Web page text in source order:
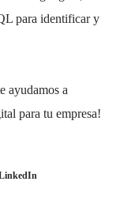
para identificar y
ayudamos a
para tu empresa!